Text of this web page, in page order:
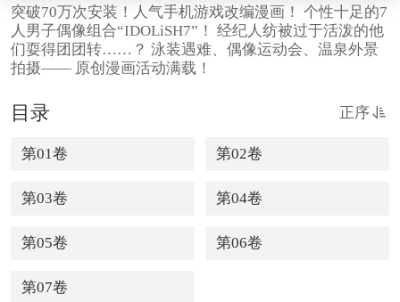
突破70万次安装！人气手机游戏改编漫画！ 个性十足的7
人男子偶像组合“IDOLiSH7”！ 经纪人纺被过于活泼的他
们耍得团团转……？ 泳装遇难、偶像运动会、温泉外景
拍摄—— 原创漫画活动满载！
目录 正序
第01卷 第02卷
第03卷 第04卷
第05卷 第06卷
第07卷